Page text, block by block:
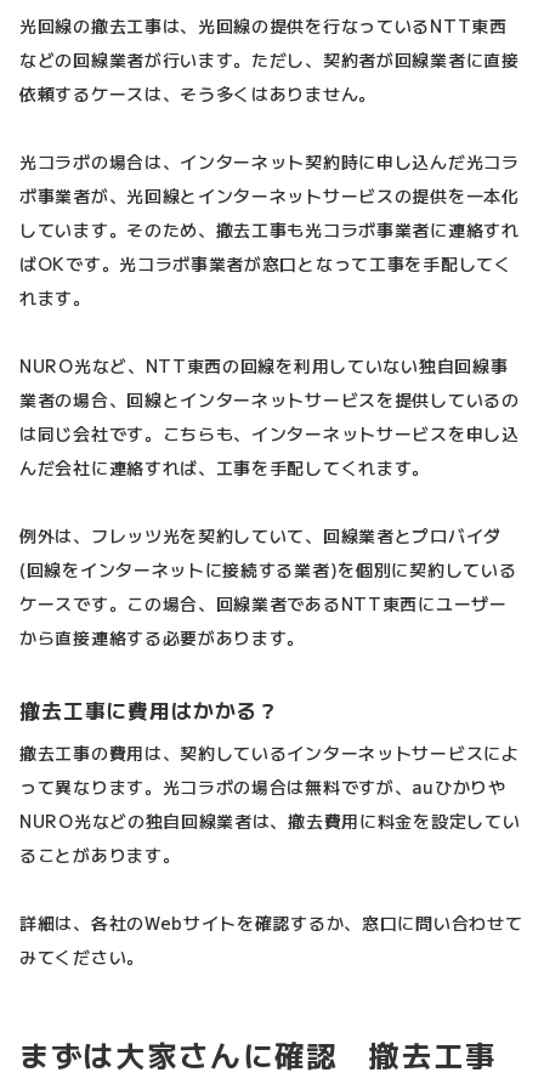
光回線の撤去工事は、光回線の提供を行なっているNTT東西
などの回線業者が行います。ただし、契約者が回線業者に直接
依頼するケースは、そう多くはありません。
光コラボの場合は、インターネット契約時に申し込んだ光コラ
ボ事業者が、光回線とインターネットサービスの提供を一本化
しています。そのため、撤去工事も光コラボ事業者に連絡すれ
ばOKです。光コラボ事業者が窓口となって工事を手配してく
れます。
NURO光など、NTT東西の回線を利用していない独自回線事
業者の場合、回線とインターネットサービスを提供しているの
は同じ会社です。こちらも、インターネットサービスを申し込
んだ会社に連絡すれば、工事を手配してくれます。
例外は、フレッツ光を契約していて、回線業者とプロバイダ
(回線をインターネットに接続する業者)を個別に契約している
ケースです。この場合、回線業者であるNTT東西にユーザー
から直接連絡する必要があります。
撤去工事に費用はかかる？
撤去工事の費用は、契約しているインターネットサービスによ
って異なります。光コラボの場合は無料ですが、auひかりや
NURO光などの独自回線業者は、撤去費用に料金を設定してい
ることがあります。
詳細は、各社のWebサイトを確認するか、窓口に問い合わせて
みてください。
まずは大家さんに確認 撤去工事